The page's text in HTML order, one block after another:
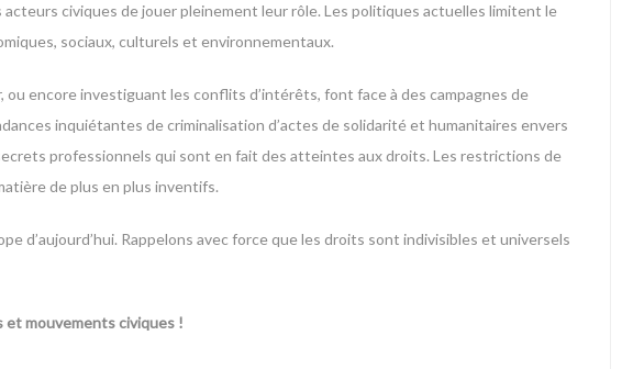
civiques de jouer pleinement leur rôle. Les politiques actuelles limitent le
sociaux, culturels et environnementaux.
encore investiguant les conflits d’intérêts, font face à des campagnes de
inquiétantes de criminalisation d’actes de solidarité et humanitaires envers
professionnels qui sont en fait des atteintes aux droits. Les restrictions de
de plus en plus inventifs.
d’aujourd’hui. Rappelons avec force que les droits sont indivisibles et universels
et mouvements civiques !